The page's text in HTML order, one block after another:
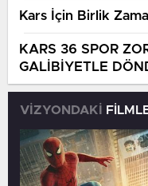
Kars İçin Birlik
KARS 36 SPOR
GALİBİYETLE
VİZYONDAKİ